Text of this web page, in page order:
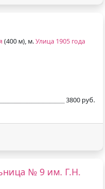
(400 м), м.Улица 1905 года
3800 руб.
№ 9 им. Г.Н.